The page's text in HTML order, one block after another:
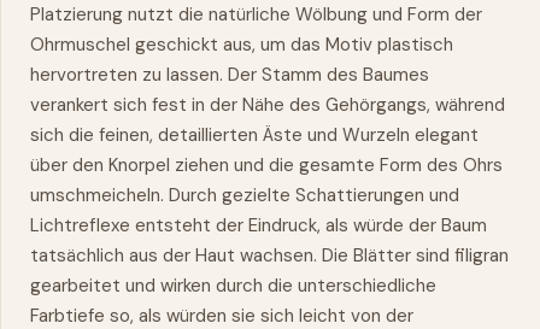
Platzierung nutzt die natürliche Wölbung und Form der
Ohrmuschel geschickt aus, um das Motiv plastisch
hervortreten zu lassen. Der Stamm des Baumes
verankert sich fest in der Nähe des Gehörgangs, während
sich die feinen, detaillierten Äste und Wurzeln elegant
über den Knorpel ziehen und die gesamte Form des Ohrs
umschmeicheln. Durch gezielte Schattierungen und
Lichtreflexe entsteht der Eindruck, als würde der Baum
tatsächlich aus der Haut wachsen. Die Blätter sind filigran
gearbeitet und wirken durch die unterschiedliche
Farbtiefe so, als würden sie sich leicht von der